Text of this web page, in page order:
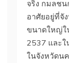
จริง กมลช
อาศัยอยู่ที่จั
ขนาดใหญ่ใ
2537 และ
ในจังหวัดน